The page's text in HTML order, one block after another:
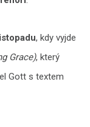
, kdy vyjde
Grace), který
Gott s textem